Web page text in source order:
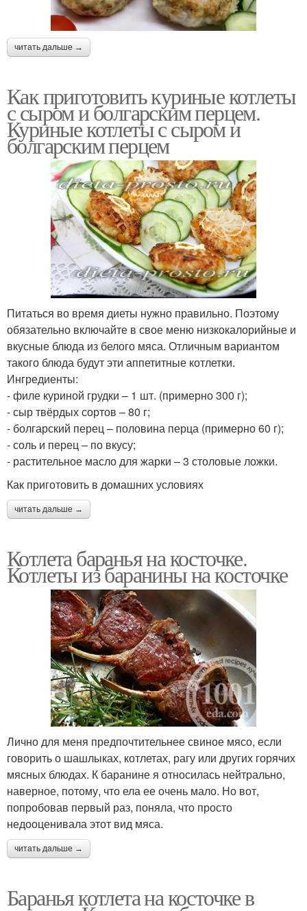
читать дальше →
Как приготовить куриные котлеты
с сыром и болгарским перцем.
Куриные котлеты с сыром и
болгарским перцем
Питаться во время диеты нужно правильно. Поэтому
обязательно включайте в свое меню низкокалорийные и
вкусные блюда из белого мяса. Отличным вариантом
такого блюда будут эти аппетитные котлетки.
Ингредиенты:
- филе куриной грудки – 1 шт. (примерно 300 г);
- сыр твёрдых сортов – 80 г;
- болгарский перец – половина перца (примерно 60 г);
- соль и перец – по вкусу;
- растительное масло для жарки – 3 столовые ложки.
Как приготовить в домашних условиях
читать дальше →
Котлета баранья на косточке.
Котлеты из баранины на косточке
Лично для меня предпочтительнее свиное мясо, если
говорить о шашлыках, котлетах, рагу или других горячих
мясных блюдах. К баранине я относилась нейтрально,
наверное, потому, что ела ее очень мало. Но вот,
попробовав первый раз, поняла, что просто
недооценивала этот вид мяса.
читать дальше →
Баранья котлета на косточке в